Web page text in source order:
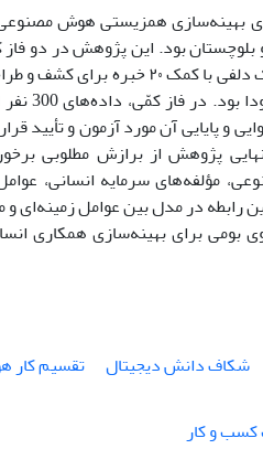
بهینه‌سازی همزیستی هوش مصنوعی
بود. این پژوهش در دو فاز
اسناد و مدارک مصاحبه و تکنیک
استفاده
و پایایی آن مورد آزمون و تأیید
پژوهش از برازش مطلوبی
مؤلفه‌های سرمایه انسانی،
بومی برای بهینه‌سازی همکاری
شکاف دانش دیجیتال تقسیم کار
کسب و کار